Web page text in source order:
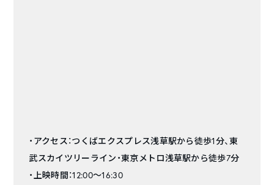
・アクセス：つくばエクスプレス浅草駅から徒歩1分、東
武スカイツリーライン・東京メトロ浅草駅から徒歩7分
・上映時間：12:00〜16:30